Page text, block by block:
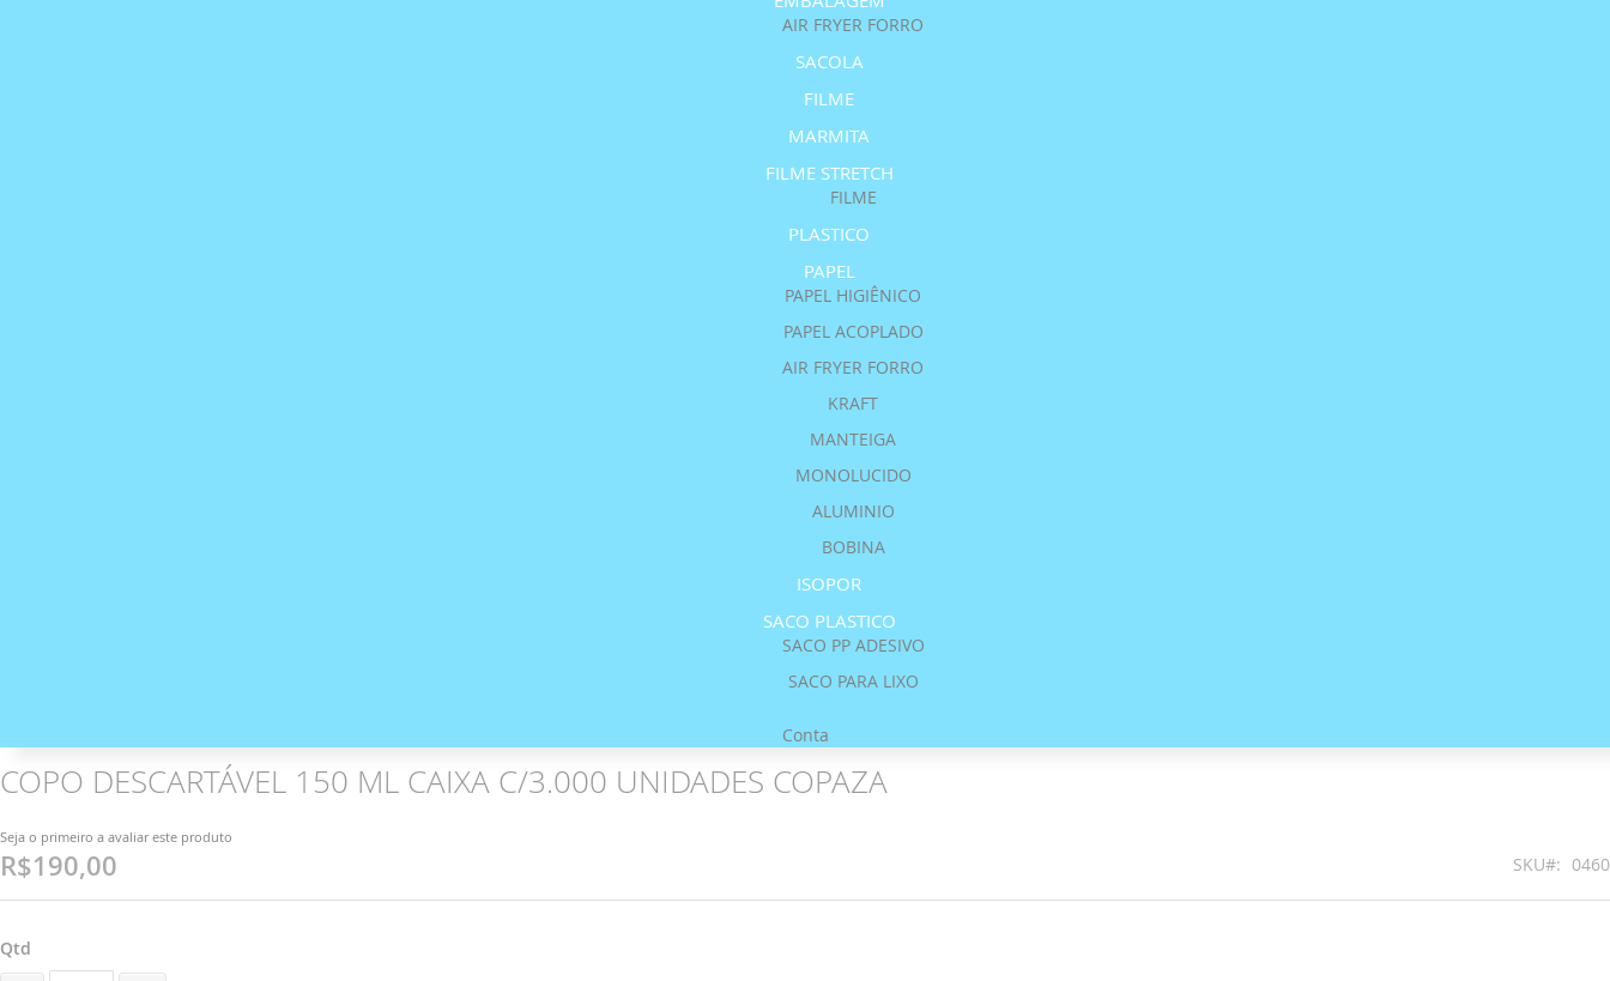
AIR FRYER FORRO
SACOLA
FILME
MARMITA
FILME STRETCH
FILME
PLASTICO
PAPEL
PAPEL HIGIÊNICO
PAPEL ACOPLADO
AIR FRYER FORRO
KRAFT
MANTEIGA
MONOLUCIDO
ALUMINIO
BOBINA
ISOPOR
SACO PLASTICO
SACO PP ADESIVO
SACO PARA LIXO
Conta
COPO DESCARTÁVEL 150 ML CAIXA C/3.000 UNIDADES COPAZA
Seja o primeiro a avaliar este produto
R$190,00 SKU 0460
Qtd